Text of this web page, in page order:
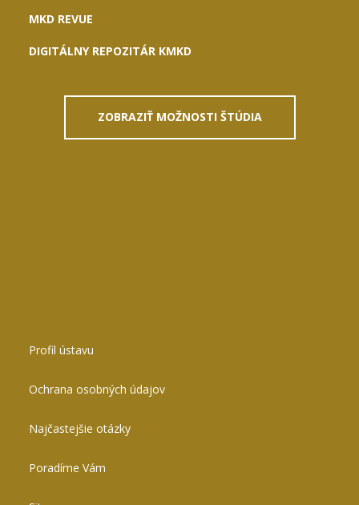
MKD REVUE
DIGITÁLNY REPOZITÁR KMKD
ZOBRAZIŤ MOŽNOSTI ŠTÚDIA
Profil ústavu
Ochrana osobných údajov
Najčastejšie otázky
Poradíme Vám